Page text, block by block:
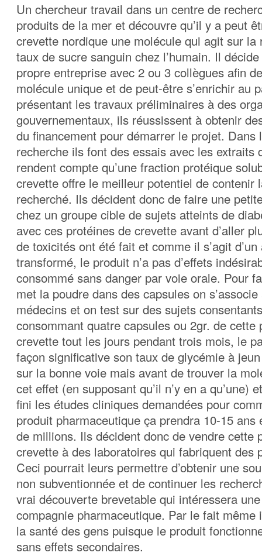
Un chercheur travail dans un centre de
produits de la mer et découvre qu’il y a peut
crevette nordique une molécule qui agit sur la
taux de sucre sanguin chez l’humain. Il
propre entreprise avec 2 ou 3 collègues afin
molécule unique et de peut-être s’enrichir au
présentant les travaux préliminaires à des
gouvernementaux, ils réussissent à obtenir
du financement pour démarrer le projet. Dans
recherche ils font des essais avec les extraits
rendent compte qu’une fraction protéique
crevette offre le meilleur potentiel de contenir
recherché. Ils décident donc de faire une
chez un groupe cible de sujets atteints de
avec ces protéines de crevette avant d’aller
de toxicités ont été fait et comme il s’agit
transformé, le produit n’a pas d’effets
consommé sans danger par voie orale. Pour
met la poudre dans des capsules on
médecins et on test sur des sujets
consommant quatre capsules ou 2gr. de cette
crevette tout les jours pendant trois mois, le
façon significative son taux de glycémie à
sur la bonne voie mais avant de trouver la
cet effet (en supposant qu’il n’y en a qu’une)
fini les études cliniques demandées pour
produit pharmaceutique ça prendra 10-15 ans
de millions. Ils décident donc de vendre cette
crevette à des laboratoires qui fabriquent des
Ceci pourrait leurs permettre d’obtenir une
non subventionnée et de continuer les
vrai découverte brevetable qui intéressera
compagnie pharmaceutique. Par le fait même
la santé des gens puisque le produit
sans effets secondaires.